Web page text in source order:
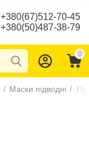
+380(67)512-70-45
+380(50)487-38-79
0
/ Маски підводні /